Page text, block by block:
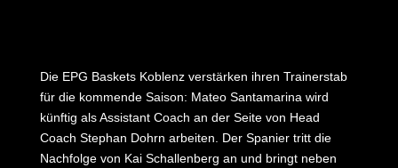
Die EPG Baskets Koblenz verstärken ihren Trainerstab
für die kommende Saison: Mateo Santamarina wird
künftig als Assistant Coach an der Seite von Head
Coach Stephan Dohrn arbeiten. Der Spanier tritt die
Nachfolge von Kai Schallenberg an und bringt neben